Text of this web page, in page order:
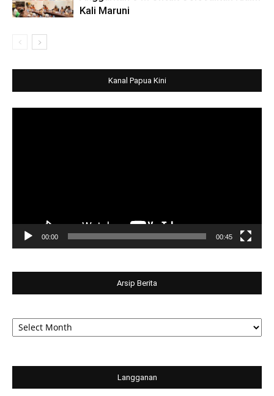
Kali Maruni
Kanal Papua Kini
00:00 00:45
Arsip Berita
Arsip
Berita
Langganan